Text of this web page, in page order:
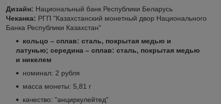
Дизайн: Национальный банк Республики Беларусь
Чеканка: РГП "Казахстанский монетный двор Национального
Банка Республики Казахстан"
кольцо – сплав: сталь, покрытая медью и
латунью; середина – сплав: сталь, покрытая медью
и никелем
номинал: 2 рубля
масса монеты: 5,81 г
качество: "анциркулейтед"